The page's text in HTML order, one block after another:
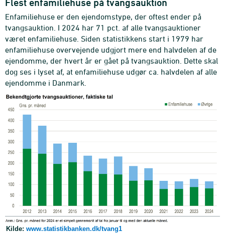
Enfamiliehuse er den ejendomstype, der oftest ender på
tvangsauktion. I 2024 har 71 pct. af alle tvangsauktioner
været enfamiliehuse. Siden statistikkens start i 1979 har
enfamiliehuse overvejende udgjort mere end halvdelen af de
ejendomme, der hvert år er gået på tvangsauktion. Dette skal
dog ses i lyset af, at enfamiliehuse udgør ca. halvdelen af alle
ejendomme i Danmark.
Kilde: www.statistikbanken.dk/tvang1